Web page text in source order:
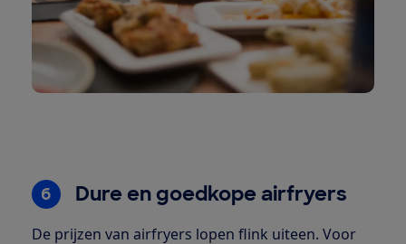
6 Dure en goedkope airfryers
De prijzen van airfryers lopen flink uiteen. Voor